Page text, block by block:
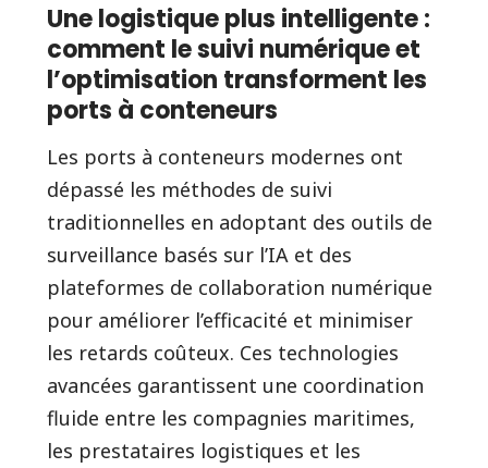
Une logistique plus intelligente :
comment le suivi numérique et
l’optimisation transforment les
ports à conteneurs
Les ports à conteneurs modernes ont
dépassé les méthodes de suivi
traditionnelles en adoptant des outils de
surveillance basés sur l’IA et des
plateformes de collaboration numérique
pour améliorer l’efficacité et minimiser
les retards coûteux. Ces technologies
avancées garantissent une coordination
fluide entre les compagnies maritimes,
les prestataires logistiques et les